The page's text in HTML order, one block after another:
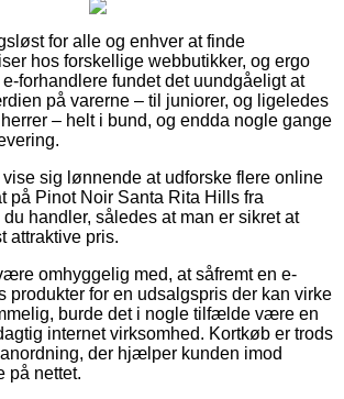
for alle og enhver at finde
hos forskellige webbutikker, og ergo
forhandlere fundet det uundgåeligt at
på varerne – til juniorer, og ligeledes
– helt i bund, og endda nogle gange
sig lønnende at udforske flere online
på Pinot Noir Santa Rita Hills fra
handler, således at man er sikret at
attraktive pris.
omhyggelig med, at såfremt en e-
produkter for en udsalgspris der kan virke
burde det i nogle tilfælde være en
internet virksomhed. Kortkøb er trods
der hjælper kunden imod
på nettet.